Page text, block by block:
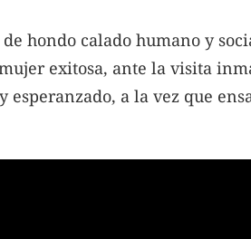
hondo calado humano y
exitosa, ante la visita
esperanzado, a la vez que